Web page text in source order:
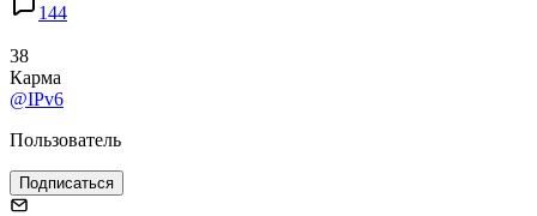
144
38
Карма
@IPv6
Пользователь
Подписаться